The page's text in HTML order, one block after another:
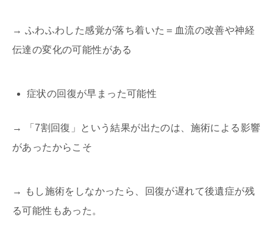
→ ふわふわした感覚が落ち着いた＝血流の改善や神経
伝達の変化の可能性がある
症状の回復が早まった可能性
→ 「7割回復」という結果が出たのは、施術による影響
があったからこそ
→
もし施術をしなかったら、回復が遅れて後遺症が残
る可能性もあった。